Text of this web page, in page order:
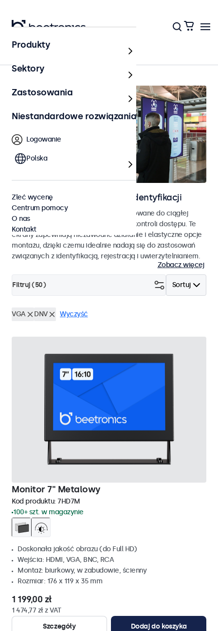
Strona główna
Ekrany do kontroli dostępu i identyfikacji
Monitory i ekrany dotykowe zaprojektowane do ciągłej
pracy i płynnej integracji z systemami kontroli dostępu. Te
ekrany zapewniają niezawodne działanie i elastyczne opcje
montażu, dzięki czemu idealnie nadają się do zastosowań
związanych z identyfikacją, rejestracją i uwierzytelnianiem.
Zobacz więcej
Sortuj
Filtruj (50)
VGA DNV Wyczyść
Monitor 7" Metalowy
Kod produktu: 7HD7M
100+ szt. w magazynie
Doskonała jakość obrazu (do Full HD)
Wejścia: HDMI, VGA, BNC, RCA
Montaż: biurkowy, w zabudowie, ścienny
Rozmiar: 176 x 119 x 35 mm
1 199,00 zł
1 474,77 zł z VAT
Szczegóły
Dodaj do koszyka
Produkty
Sektory
Zastosowania
Niestandardowe rozwiązania
Logowanie
Polska
Zleć wycenę
Centrum pomocy
O nas
Kontakt